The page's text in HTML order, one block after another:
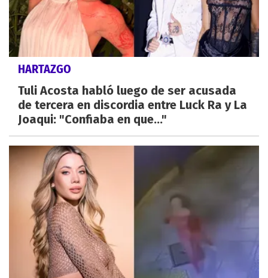
HARTAZGO
Tuli Acosta habló luego de ser acusada
de tercera en discordia entre Luck Ra y La
Joaqui: "Confiaba en que..."